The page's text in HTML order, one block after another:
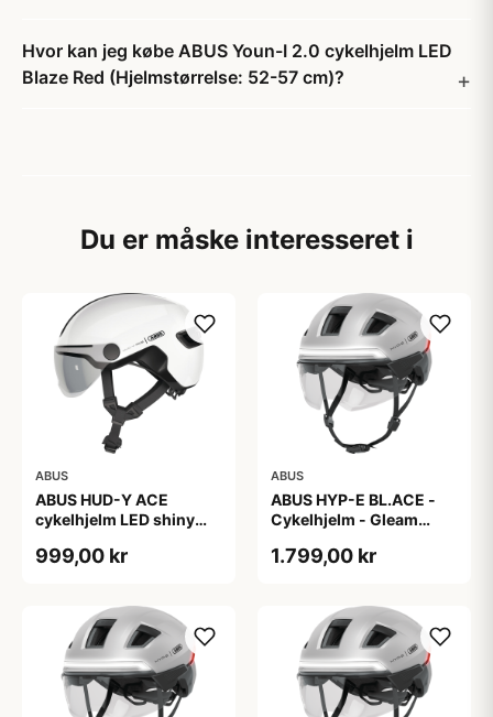
Hvor kan jeg købe ABUS Youn-I 2.0 cykelhjelm LED
Blaze Red (Hjelmstørrelse: 52-57 cm)?
Du er måske interesseret i
ABUS
ABUS HUD-Y ACE
cykelhjelm LED shiny
999,00 kr
ABUS
ABUS HYP-E BL.ACE -
Cykelhjelm - Gleam
1.799,00 kr